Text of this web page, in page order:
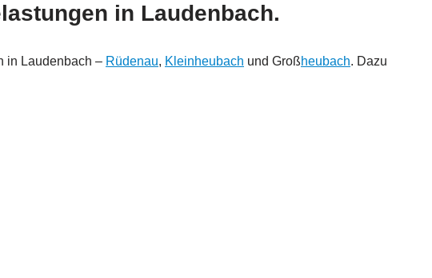
in Laudenbach.
in Laudenbach – Rüdenau, Kleinheubach und Großheubach. Dazu